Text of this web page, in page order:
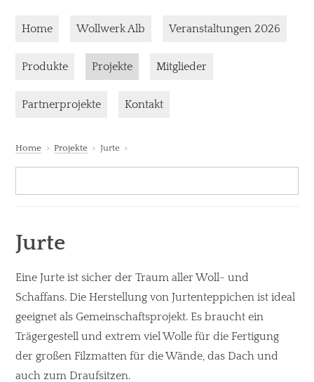
Skip to content
Home Wollwerk Alb Veranstaltungen 2026
Produkte Current page:
Projekte Mitglieder
Partnerprojekte Kontakt
Home Projekte Jurte
Jurte
Eine Jurte ist sicher der Traum aller Woll- und
Schaffans. Die Herstellung von Jurtenteppichen ist ideal
geeignet als Gemeinschaftsprojekt. Es braucht ein
Trägergestell und extrem viel Wolle für die Fertigung
der großen Filzmatten für die Wände, das Dach und
auch zum Draufsitzen.